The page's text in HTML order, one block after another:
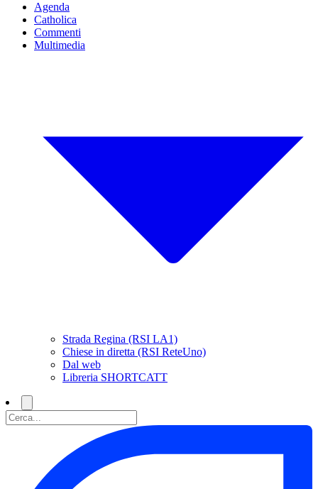
Agenda
Catholica
Commenti
Multimedia
Strada Regina (RSI LA1)
Chiese in diretta (RSI ReteUno)
Dal web
Libreria SHORTCATT